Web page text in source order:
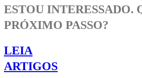
ESTOU INTERESSADO.
PRÓXIMO PASSO?
LEIA
ARTIGOS